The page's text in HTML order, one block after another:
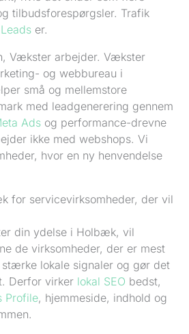
tilbudsforespørgsler. Trafik
Leads er.
Vækster arbejder. Vækster
og webbureau i
små og mellemstore
med leadgenerering gennem
Ads og performance-drevne
ikke med webshops. Vi
hvor en ny henvendelse
for servicevirksomheder, der vil
din ydelse i Holbæk, vil
de virksomheder, der er mest
lokale signaler og gør det
Derfor virker lokal SEO bedst,
Profile, hjemmeside, indhold og